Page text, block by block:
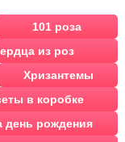
101 роза
из роз
Хризантемы
в коробке
день рождения